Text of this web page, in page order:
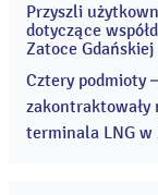
sportowe, które
uczestników i
Przyszli
dotyczące
Zatoce Gdańskiej
Cztery podmioty
zakontraktowały
terminala LNG w